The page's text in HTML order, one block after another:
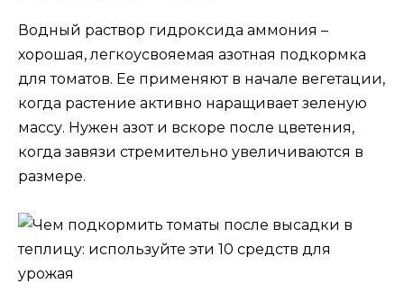
Водный раствор гидроксида аммония –
хорошая, легкоусвояемая азотная подкормка
для томатов. Ее применяют в начале вегетации,
когда растение активно наращивает зеленую
массу. Нужен азот и вскоре после цветения,
когда завязи стремительно увеличиваются в
размере.